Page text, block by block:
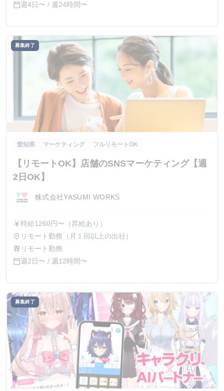
calendar_today週4日〜 / 週24時間〜
募集終了
愛知県 マーケティング フルリモートOK
【リモートOK】店舗のSNSマーケティング【週
2日OK】
株式会社YASUMI WORKS
currency_yen 時給1260円〜（昇給あり）
place リモート勤務（月１回以上の出社）
train リモート勤務
calendar_today週2日〜 / 週12時間〜
募集終了